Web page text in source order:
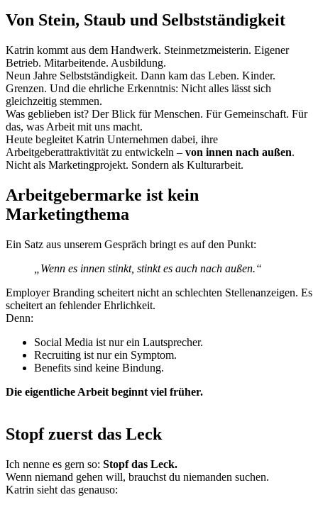
Von Stein, Staub und Selbstständigkeit
Katrin kommt aus dem Handwerk. Steinmetzmeisterin. Eigener
Betrieb. Mitarbeitende. Ausbildung.
Neun Jahre Selbstständigkeit. Dann kam das Leben. Kinder.
Grenzen. Und die ehrliche Erkenntnis: Nicht alles lässt sich
gleichzeitig stemmen.
Was geblieben ist? Der Blick für Menschen. Für Gemeinschaft. Für
das, was Arbeit mit uns macht.
Heute begleitet Katrin Unternehmen dabei, ihre
Arbeitgeberattraktivität zu entwickeln – von innen nach außen.
Nicht als Marketingprojekt. Sondern als Kulturarbeit.
Arbeitgebermarke ist kein
Marketingthema
Ein Satz aus unserem Gespräch bringt es auf den Punkt:
„Wenn es innen stinkt, stinkt es auch nach außen.“
Employer Branding scheitert nicht an schlechten Stellenanzeigen. Es
scheitert an fehlender Ehrlichkeit.
Denn:
Social Media ist nur ein Lautsprecher.
Recruiting ist nur ein Symptom.
Benefits sind keine Bindung.
Die eigentliche Arbeit beginnt viel früher.
Stopf zuerst das Leck
Ich nenne es gern so: Stopf das Leck.
Wenn niemand gehen will, brauchst du niemanden suchen.
Katrin sieht das genauso: